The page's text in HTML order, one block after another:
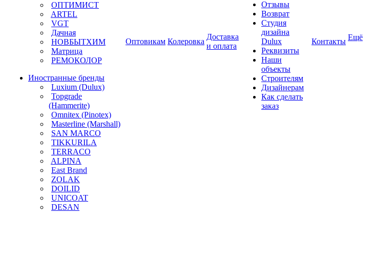
ОПТИМИСТ
ARTEL
VGT
Дачная
НОВБЫТХИМ
Матрица
РЕМОКОЛОР
Иностранные бренды
Luxium (Dulux)
Topgrade
(Hammerite)
Omnitex (Pinotex)
Masterline (Marshall)
SAN MARCO
TIKKURILA
TERRACO
ALPINA
East Brand
ZOLAK
DOILID
UNICOAT
DESAN
Оптовикам Колеровка
Доставка
и оплата
Отзывы
Возврат
Студия
дизайна
Dulux
Реквизиты
Наши
объекты
Строителям
Дизайнерам
Как сделать
заказ
Контакты Ещё